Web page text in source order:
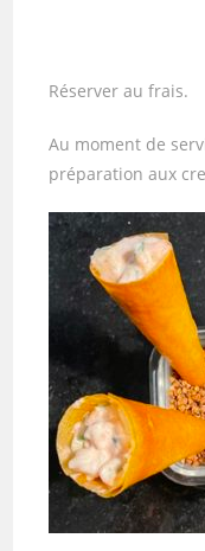
Réserver au frais.
Au moment de
préparation aux